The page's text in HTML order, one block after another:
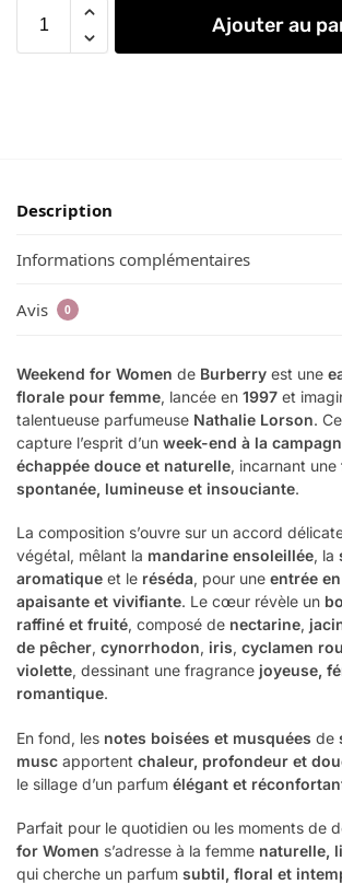
Ajouter au
Description
Informations complémentaires
Avis 0
Weekend for Women de Burberry est une
florale pour femme, lancée en 1997 et
talentueuse parfumeuse Nathalie Lorson.
capture l’esprit d’un week-end à la
échappée douce et naturelle, incarnant une
spontanée, lumineuse et insouciante.
La composition s’ouvre sur un accord
végétal, mêlant la mandarine ensoleillée, la
aromatique et le réséda, pour une entrée
apaisante et vivifiante. Le cœur révèle un
raffiné et fruité, composé de nectarine,
de pêcher, cynorrhodon, iris, cyclamen
violette, dessinant une fragrance joyeuse,
romantique.
En fond, les notes boisées et musquées de
musc apportent chaleur, profondeur et
le sillage d’un parfum élégant et
Parfait pour le quotidien ou les moments de
for Women s’adresse à la femme naturelle,
qui cherche un parfum subtil, floral et